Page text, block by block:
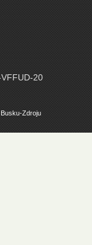
20
Zdroju